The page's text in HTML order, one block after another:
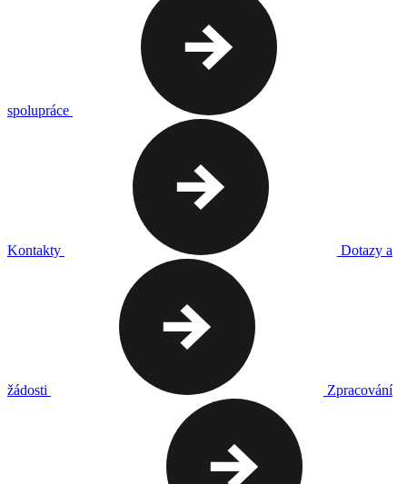
spolupráce
Kontakty Dotazy a
žádosti Zpracování